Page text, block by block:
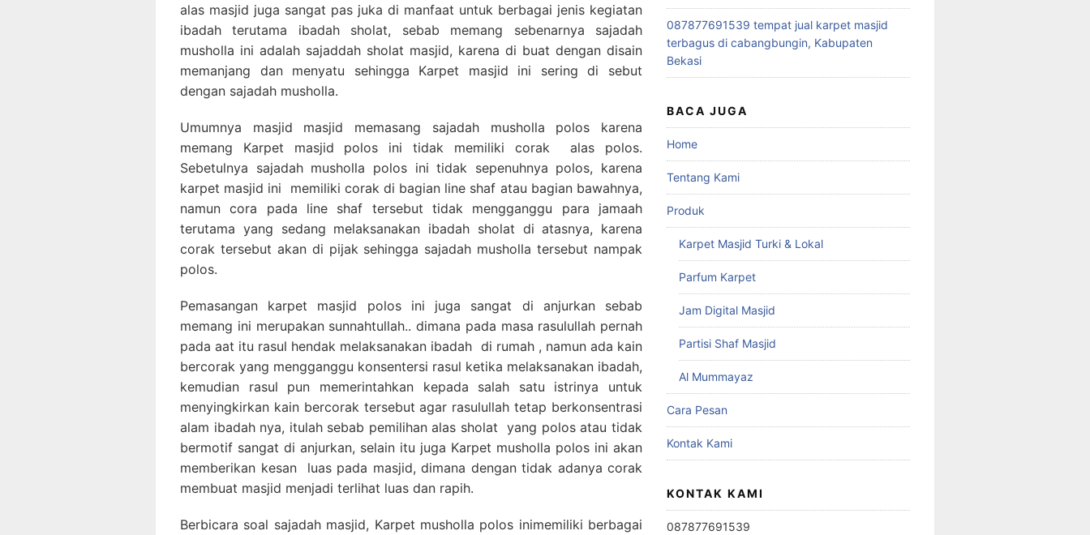
alas masjid juga sangat pas juka di manfaat untuk berbagai jenis kegiatan
ibadah terutama ibadah sholat, sebab memang sebenarnya sajadah
musholla ini adalah sajaddah sholat masjid, karena di buat dengan disain
memanjang dan menyatu sehingga Karpet masjid ini sering di sebut
dengan sajadah musholla.
Umumnya masjid masjid memasang sajadah musholla polos karena
memang Karpet masjid polos ini tidak memiliki corak alas polos.
Sebetulnya sajadah musholla polos ini tidak sepenuhnya polos, karena
karpet masjid ini memiliki corak di bagian line shaf atau bagian bawahnya,
namun cora pada line shaf tersebut tidak mengganggu para jamaah
terutama yang sedang melaksanakan ibadah sholat di atasnya, karena
corak tersebut akan di pijak sehingga sajadah musholla tersebut nampak
polos.
Pemasangan karpet masjid polos ini juga sangat di anjurkan sebab
memang ini merupakan sunnahtullah.. dimana pada masa rasulullah pernah
pada aat itu rasul hendak melaksanakan ibadah di rumah , namun ada kain
bercorak yang mengganggu konsentersi rasul ketika melaksanakan ibadah,
kemudian rasul pun memerintahkan kepada salah satu istrinya untuk
menyingkirkan kain bercorak tersebut agar rasulullah tetap berkonsentrasi
alam ibadah nya, itulah sebab pemilihan alas sholat yang polos atau tidak
bermotif sangat di anjurkan, selain itu juga Karpet musholla polos ini akan
memberikan kesan luas pada masjid, dimana dengan tidak adanya corak
membuat masjid menjadi terlihat luas dan rapih.
Berbicara soal sajadah masjid, Karpet musholla polos inimemiliki berbagai
087877691539 tempat jual karpet masjid
terbagus di cabangbungin, Kabupaten
Bekasi
BACA JUGA
Home
Tentang Kami
Produk
Karpet Masjid Turki & Lokal
Parfum Karpet
Jam Digital Masjid
Partisi Shaf Masjid
Al Mummayaz
Cara Pesan
Kontak Kami
KONTAK KAMI
087877691539